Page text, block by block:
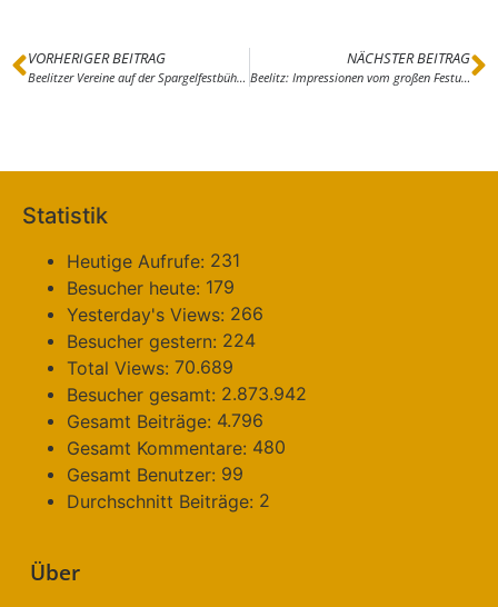
VORHERIGER BEITRAG
Beelitzer Vereine auf der Spargelfestbühne
NÄCHSTER BEITRAG
Beelitz: Impressionen vom großen Festumzug zum Spargelfest 2024
Statistik
Heutige Aufrufe: 231
Besucher heute: 179
Yesterday's Views: 266
Besucher gestern: 224
Total Views: 70.689
Besucher gesamt: 2.873.942
Gesamt Beiträge: 4.796
Gesamt Kommentare: 480
Gesamt Benutzer: 99
Durchschnitt Beiträge: 2
Über